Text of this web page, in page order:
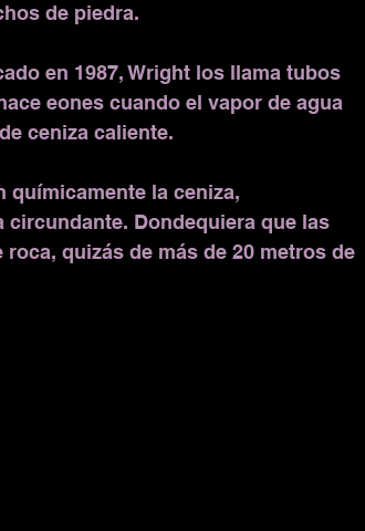
de piedra.
en 1987, Wright los llama tubos
eones cuando el vapor de agua
ceniza caliente.
la ceniza,
Dondequiera que las
quizás de más de 20 metros de